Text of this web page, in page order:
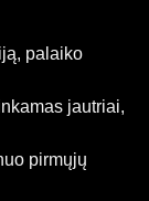
palaiko
jautriai,
pirmųjų